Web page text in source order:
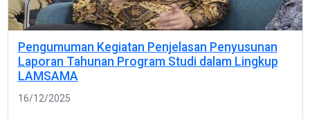
Pengumuman Kegiatan Penjelasan Penyusunan
Laporan Tahunan Program Studi dalam Lingkup
LAMSAMA
16/12/2025